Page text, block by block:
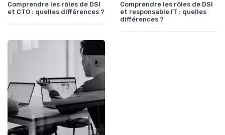
Comprendre les rôles de DSI
et CTO : quelles différences ?
Comprendre les rôles de DSI
et responsable IT : quelles
différences ?